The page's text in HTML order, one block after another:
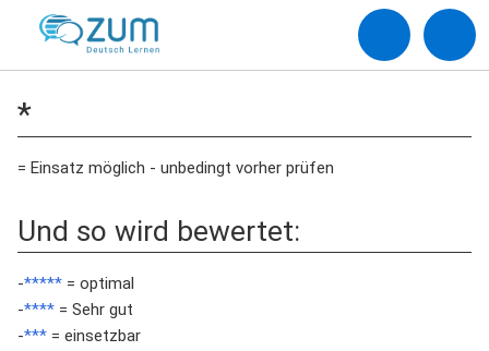
*
= Einsatz möglich - unbedingt vorher prüfen
Und so wird bewertet:
-***** = optimal
-**** = Sehr gut
-*** = einsetzbar